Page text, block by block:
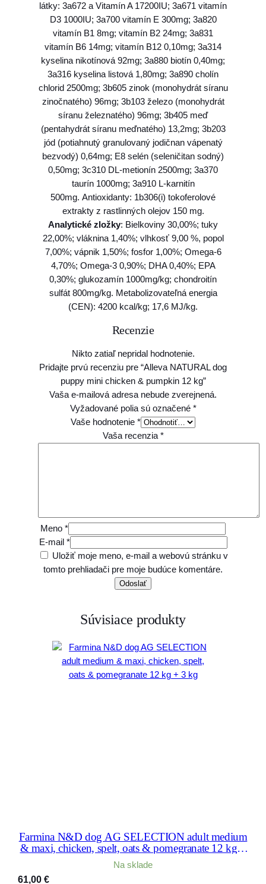
látky: 3a672 a Vitamín A 17200IU; 3a671 vitamín
D3 1000IU; 3a700 vitamín E 300mg; 3a820
vitamín B1 8mg; vitamín B2 24mg; 3a831
vitamín B6 14mg; vitamín B12 0,10mg; 3a314
kyselina nikotínová 92mg; 3a880 biotín 0,40mg;
3a316 kyselina listová 1,80mg; 3a890 cholín
chlorid 2500mg; 3b605 zinok (monohydrát síranu
zinočnatého) 96mg; 3b103 železo (monohydrát
síranu železnatého) 96mg; 3b405 meď
(pentahydrát síranu meďnatého) 13,2mg; 3b203
jód (potiahnutý granulovaný jodičnan vápenatý
bezvodý) 0,64mg; E8 selén (seleničitan sodný)
0,50mg; 3c310 DL-metionín 2500mg; 3a370
taurín 1000mg; 3a910 L-karnitín
500mg. Antioxidanty: 1b306(i) tokoferolové
extrakty z rastlinných olejov 150 mg.
Analytické zložky: Bielkoviny 30,00%; tuky
22,00%; vláknina 1,40%; vlhkosť 9,00 %, popol
7,00%; vápnik 1,50%; fosfor 1,00%; Omega-6
4,70%; Omega-3 0,90%; DHA 0,40%; EPA
0,30%; glukozamín 1000mg/kg; chondroitín
sulfát 800mg/kg. Metabolizovateľná energia
(CEN): 4200 kcal/kg; 17,6 MJ/kg.
Recenzie
Nikto zatiaľ nepridal hodnotenie.
Pridajte prvú recenziu pre “Alleva NATURAL dog
puppy mini chicken & pumpkin 12 kg”
Vaša e-mailová adresa nebude zverejnená.
Vyžadované polia sú označené *
Vaše hodnotenie *
Vaša recenzia *
Meno *
E-mail *
Uložiť moje meno, e-mail a webovú stránku v
tomto prehliadači pre moje budúce komentáre.
Súvisiace produkty
Farmina N&D dog AG SELECTION adult medium
& maxi, chicken, spelt, oats & pomegranate 12 kg +
3 kg
Na sklade
61,00 €